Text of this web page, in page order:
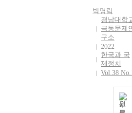
박명림
경남대학
극동문제
구소
2022
한국과 국
제정치
Vol.38
원